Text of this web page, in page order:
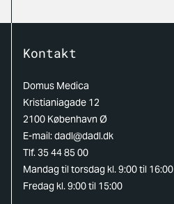
Kontakt
Domus Medica
Kristianiagade 12
2100 København Ø
E-mail:dadl@dadl.dk
Tlf. 35 44 85 00
Mandag til torsdag kl. 9:00 til 16:00
Fredag kl. 9:00 til 15:00